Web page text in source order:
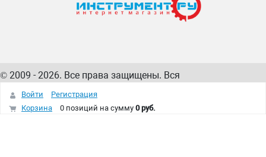
© 2009 - 2026. Все права защищены. Вся
информация на сайте – собственность
интернет-магазина
Войти
Регистрация
Корзина
0 позиций на сумму 0 руб.